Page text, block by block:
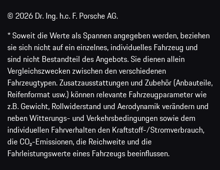
© 2026 Dr. Ing. h.c. F. Porsche AG.
* Soweit die Werte als Spannen angegeben werden, beziehen
sie sich nicht auf ein einzelnes, individuelles Fahrzeug und
sind nicht Bestandteil des Angebots. Sie dienen allein
Vergleichszwecken zwischen den verschiedenen
Fahrzeugtypen. Zusatzausstattungen und Zubehör (Anbauteile,
Reifenformat usw.) können relevante Fahrzeugparameter wie
z.B. Gewicht, Rollwiderstand und Aerodynamik verändern und
neben Witterungs- und Verkehrsbedingungen sowie dem
individuellen Fahrverhalten den Kraftstoff-/Stromverbrauch,
die CO₂-Emissionen, die Reichweite und die
Fahrleistungswerte eines Fahrzeugs beeinflussen.